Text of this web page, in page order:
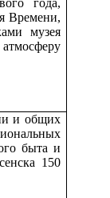
года,
Времени,
музея
атмосферу
и общих
быта и
150